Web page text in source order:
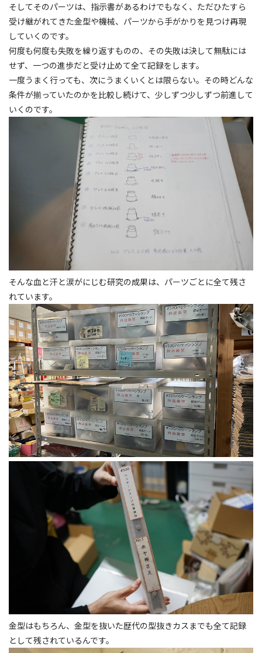
そしてそのパーツは、指示書があるわけでもなく、ただひたすら
受け継がれてきた金型や機械、パーツから手がかりを見つけ再現
していくのです。
何度も何度も失敗を繰り返すものの、その失敗は決して無駄には
せず、一つの進歩だと受け止めて全て記録をします。
一度うまく行っても、次にうまくいくとは限らない。その時どんな
条件が揃っていたのかを比較し続けて、少しずつ少しずつ前進して
いくのです。
そんな血と汗と涙がにじむ研究の成果は、パーツごとに全て残さ
れています。
金型はもちろん、金型を抜いた歴代の型抜きカスまでも全て記録
として残されているんです。